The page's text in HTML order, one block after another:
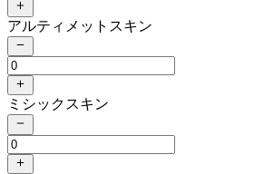
アルティメットスキン
ミシックスキン